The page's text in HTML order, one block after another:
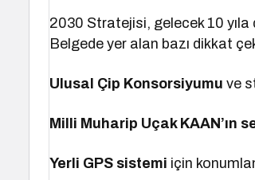
2030 Stratejisi, gelecek 10 yıla
Belgede yer alan bazı dikkat
Ulusal Çip Konsorsiyumu ve
Milli Muharip Uçak KAAN’ın
Yerli GPS sistemi için